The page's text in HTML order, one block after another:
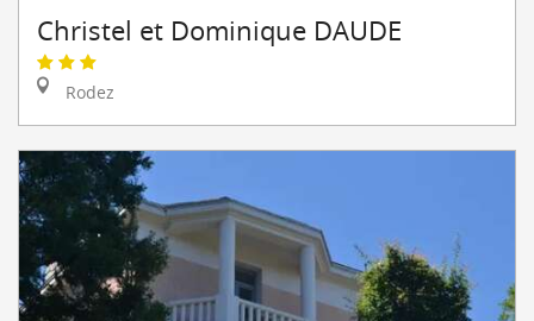
Christel et Dominique DAUDE
Rodez